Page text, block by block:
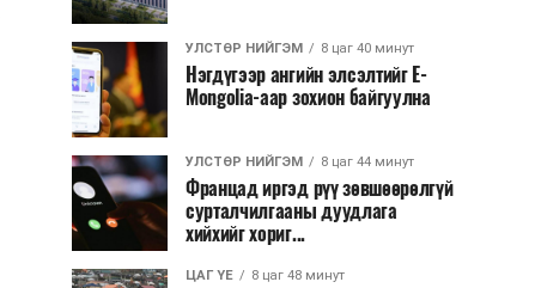
УЛСТӨР НИЙГЭМ 8 цаг 40 минут
Нэгдүгээр ангийн элсэлтийг E-
Mongolia-аар зохион байгуулна
УЛСТӨР НИЙГЭМ 8 цаг 44 минут
Францад иргэд рүү зөвшөөрөлгүй
сурталчилгааны дуудлага
хийхийг хориг...
ЦАГ ҮЕ 8 цаг 48 минут